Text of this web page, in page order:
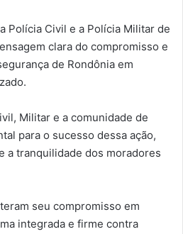
Polícia Civil e a Polícia Militar de
clara do compromisso e
de Rondônia em
Militar e a comunidade de
para o sucesso dessa ação,
a tranquilidade dos moradores
seu compromisso em
integrada e firme contra